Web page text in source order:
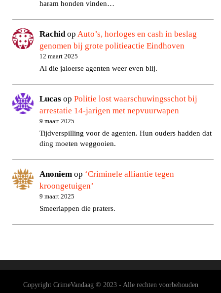
haram honden vinden…
Rachid op Auto’s, horloges en cash in beslag
genomen bij grote politieactie Eindhoven
12 maart 2025
Al die jaloerse agenten weer even blij.
Lucas opPolitie lost waarschuwingsschot bij
arrestatie 14-jarigen met nepvuurwapen
9 maart 2025
Tijdverspilling voor de agenten. Hun ouders hadden dat
ding moeten weggooien.
Anoniem op ‘Criminele alliantie tegen
kroongetuigen’
9 maart 2025
Smeerlappen die praters.
Copyright CrimeVandaag © 2023 - Alle rechten voorbehouden